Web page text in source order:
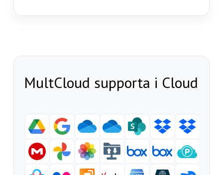
MultCloud supporta i Cloud